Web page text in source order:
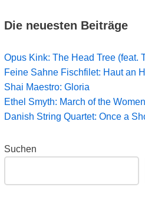
Die neuesten Beiträge
Opus Kink: The Head Tree (feat.
Feine Sahne Fischfilet: Haut an
Shai Maestro: Gloria
Ethel Smyth: March of the
Danish String Quartet: Once a
Suchen